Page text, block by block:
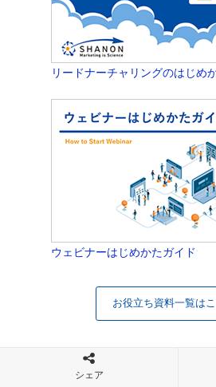
リードナーチャリングのはじめ
ウェビナーはじめかたガイド
お役立ち資料一覧は
シェア